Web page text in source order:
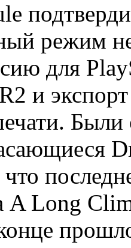
режим
для
и
Были
A Long